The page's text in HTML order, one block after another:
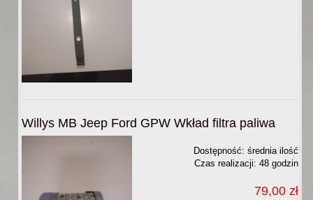
Willys MB Jeep Ford GPW Wkład filtra paliwa
Dostępność: średnia ilość
Czas realizacji: 48 godzin
79,00 zł